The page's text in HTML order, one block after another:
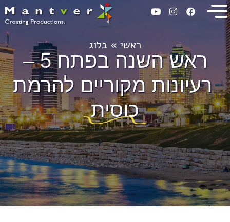
ראשי » בלוג
ראש השנה בפתח 5 –
רעיונות מקוריים להרמת
כוסית